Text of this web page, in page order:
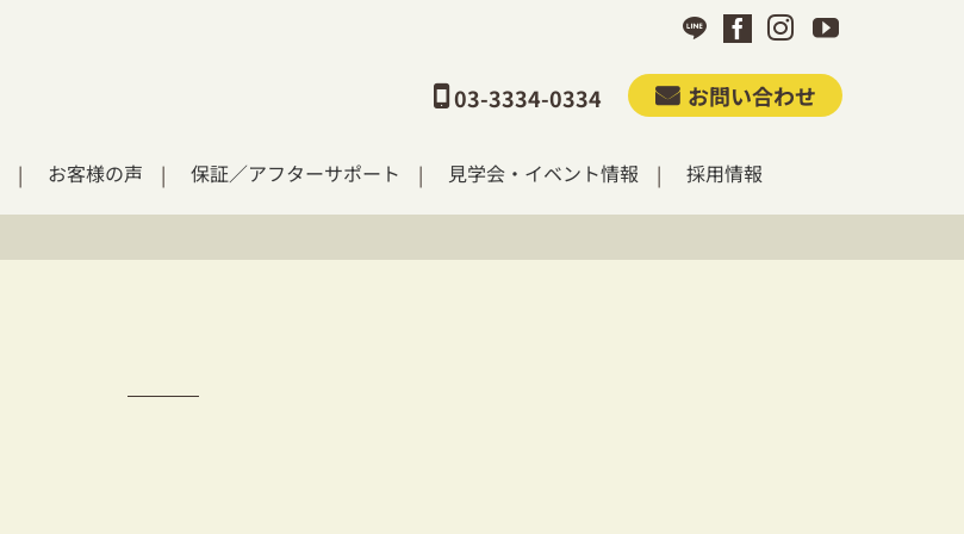
03-3334-0334 お問い合わせ
お客様の声 保証／アフターサポート 見学会・イベント情報 採用情報